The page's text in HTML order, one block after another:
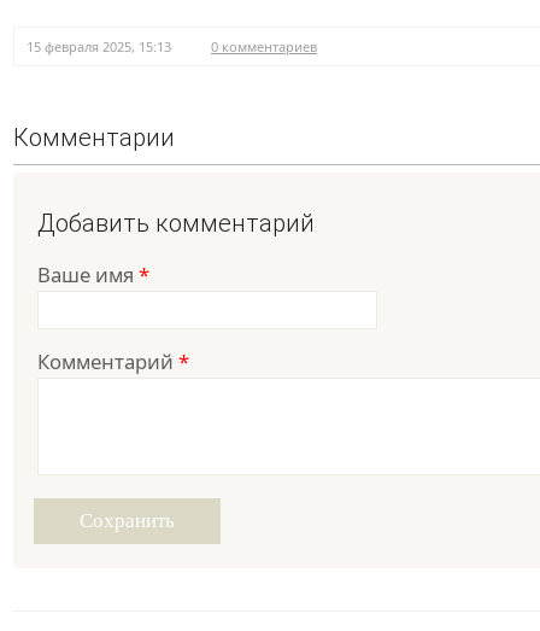
15 февраля 2025, 15:13 0 комментариев
Комментарии
Добавить комментарий
Ваше имя *
Комментарий *